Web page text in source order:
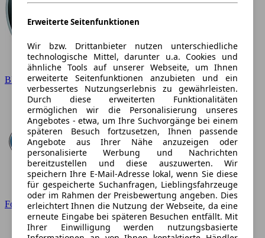
BMW
Ford
Erweiterte Seitenfunktionen
Wir bzw. Drittanbieter nutzen unterschiedliche
technologische Mittel, darunter u.a. Cookies und
ähnliche Tools auf unserer Webseite, um Ihnen
erweiterte Seitenfunktionen anzubieten und ein
verbessertes Nutzungserlebnis zu gewährleisten.
Durch diese erweiterten Funktionalitäten
ermöglichen wir die Personalisierung unseres
Angebotes - etwa, um Ihre Suchvorgänge bei einem
späteren Besuch fortzusetzen, Ihnen passende
Angebote aus Ihrer Nähe anzuzeigen oder
personalisierte Werbung und Nachrichten
bereitzustellen und diese auszuwerten. Wir
speichern Ihre E-Mail-Adresse lokal, wenn Sie diese
für gespeicherte Suchanfragen, Lieblingsfahrzeuge
oder im Rahmen der Preisbewertung angeben. Dies
erleichtert Ihnen die Nutzung der Webseite, da eine
erneute Eingabe bei späteren Besuchen entfällt. Mit
Ihrer Einwilligung werden nutzungsbasierte